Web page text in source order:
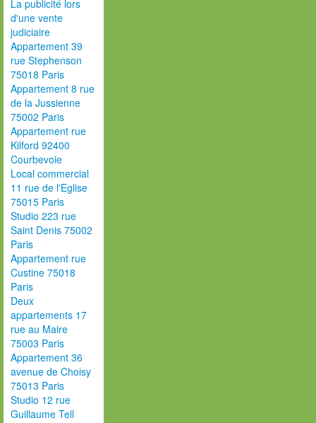
La publicité lors
d'une vente
judiciaire
Appartement 39
rue Stephenson
75018 Paris
Appartement 8 rue
de la Jussienne
75002 Paris
Appartement rue
Kilford 92400
Courbevoie
Local commercial
11 rue de l'Eglise
75015 Paris
Studio 223 rue
Saint Denis 75002
Paris
Appartement rue
Custine 75018
Paris
Deux
appartements 17
rue au Maire
75003 Paris
Appartement 36
avenue de Choisy
75013 Paris
Studio 12 rue
Guillaume Tell